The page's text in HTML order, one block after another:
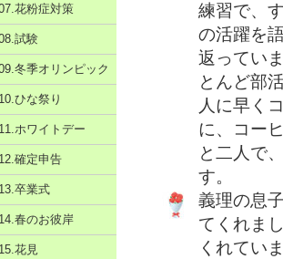
練習で、
の活躍を
返ってい
とんど部
人に早く
に、コー
と二人で
す。
義理の息
てくれま
くれてい
花粉症対策
試験
冬季オリンピック
10.ひな祭り
11.ホワイトデー
12.確定申告
13.卒業式
14.春のお彼岸
15.花見